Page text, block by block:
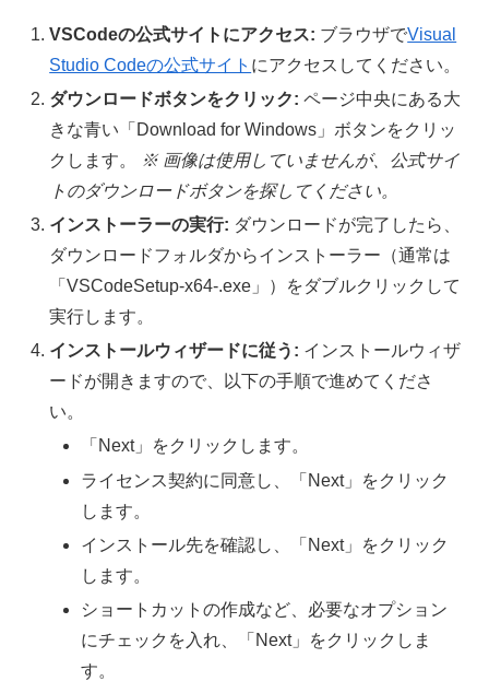
VSCodeの公式サイトにアクセス: ブラウザでVisual
Studio Codeの公式サイト にアクセスしてください。
ダウンロードボタンをクリック: ページ中央にある大
きな青い「Download for Windows」ボタンをクリッ
クします。
※ 画像は使用していませんが、公式サイ
トのダウンロードボタンを探してください。
インストーラーの実行: ダウンロードが完了したら、
ダウンロードフォルダからインストーラー（通常は
「VSCodeSetup-x64-.exe」）をダブルクリックして
実行します。
インストールウィザードに従う: インストールウィザ
ードが開きますので、以下の手順で進めてくださ
い。
「Next」をクリックします。
ライセンス契約に同意し、「Next」をクリック
します。
インストール先を確認し、「Next」をクリック
します。
ショートカットの作成など、必要なオプション
にチェックを入れ、「Next」をクリックしま
す。